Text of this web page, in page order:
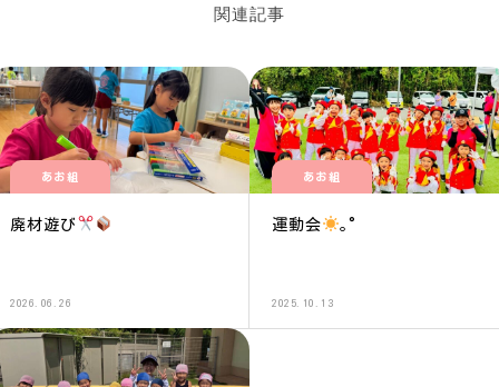
関連記事
あお組
廃材遊び
2026.06.26
あお組
運動会 ｡°
2025.10.13